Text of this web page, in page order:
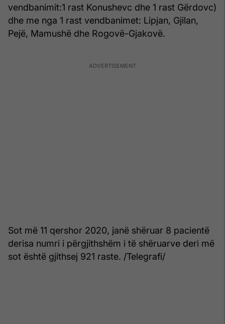
vendbanimit:1 rast Konushevc dhe 1 rast Gërdovc)
dhe me nga 1 rast vendbanimet: Lipjan, Gjilan,
Pejë, Mamushë dhe Rogovë-Gjakovë.
Sot më 11 qershor 2020, janë shëruar 8 pacientë
derisa numri i përgjithshëm i të shëruarve deri më
sot është gjithsej 921 raste. /Telegrafi/